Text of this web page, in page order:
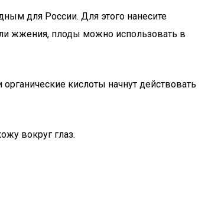
для России. Для этого нанесите
жжения, плоды можно использовать в
кислоты начнут действовать
вокруг глаз.